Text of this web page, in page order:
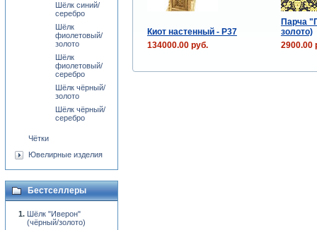
Киот настенный - P37
Парча
золото)
134000.00 руб.
2900.00
Шёлк синий/
серебро
Шёлк
фиолетовый/
золото
Шёлк
фиолетовый/
серебро
Шёлк чёрный/
золото
Шёлк чёрный/
серебро
Чётки
Ювелирные изделия
Бестселлеры
Шёлк "Иверон"
(чёрный/золото)